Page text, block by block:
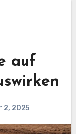
auf
2, 2025